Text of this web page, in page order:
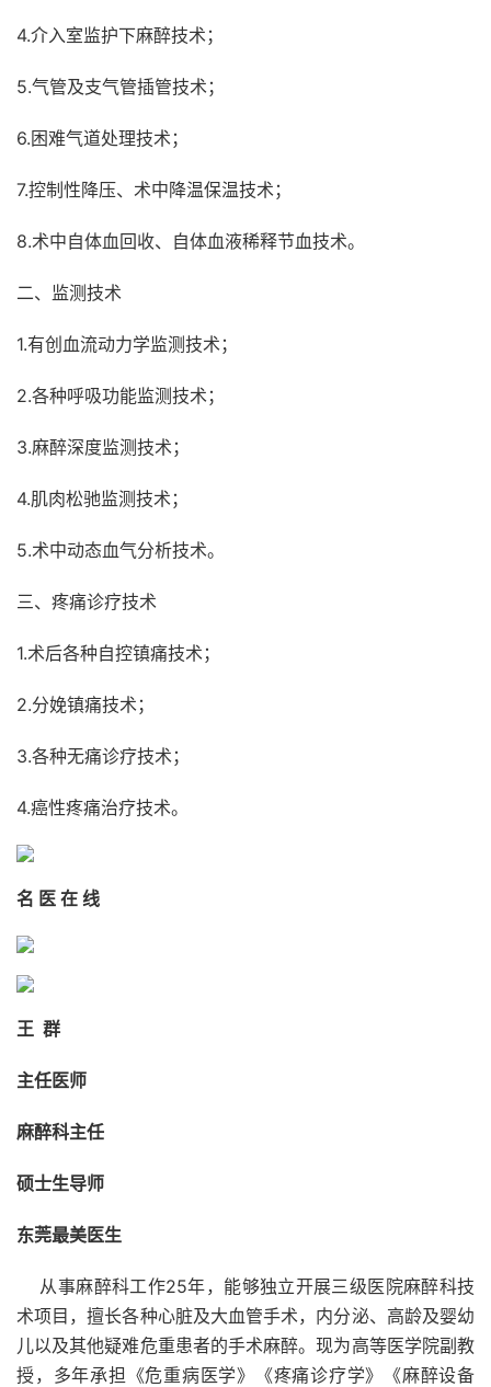
4.介入室监护下麻醉技术；
5.气管及支气管插管技术；
6.困难气道处理技术；
7.控制性降压、术中降温保温技术；
8.术中自体血回收、自体血液稀释节血技术。
二、监测技术
1.有创血流动力学监测技术；
2.各种呼吸功能监测技术；
3.麻醉深度监测技术；
4.肌肉松驰监测技术；
5.术中动态血气分析技术。
三、疼痛诊疗技术
1.术后各种自控镇痛技术；
2.分娩镇痛技术；
3.各种无痛诊疗技术；
4.癌性疼痛治疗技术。
名 医 在 线
王 群
主任医师
麻醉科主任
硕士生导师
东莞最美医生
‍‍‍‍‍‍‍‍‍‍‍ 从事麻醉科工作25年，能够独立开展三级医院麻醉科技
术项目，擅长各种心脏及大血管手术，内分泌、高龄及婴幼
儿以及其他疑难危重患者的手术麻醉。现为高等医学院副教
授，多年承担《危重病医学》《疼痛诊疗学》《麻醉设备